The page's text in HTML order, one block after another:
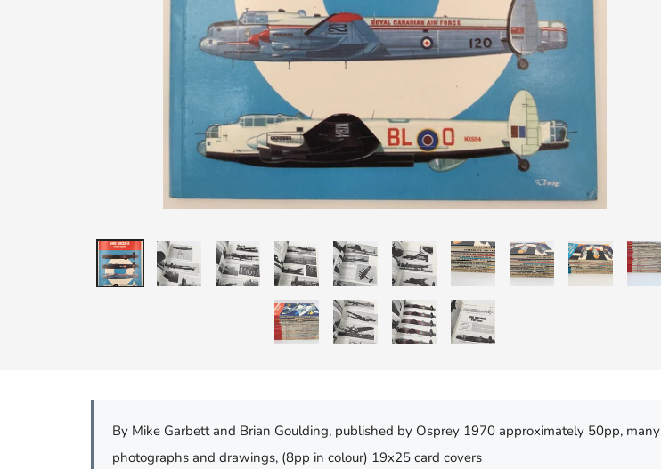
By Mike Garbett and Brian Goulding, published by Osprey 1970 approximately 50pp, many
photographs and drawings, (8pp in colour) 19x25 card covers